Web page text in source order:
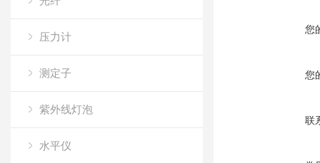
压力计
测定子
紫外线灯泡
水平仪
您
您
联